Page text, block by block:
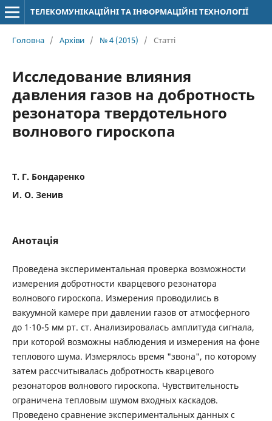
ТЕЛЕКОМУНІКАЦІЙНІ ТА ІНФОРМАЦІЙНІ ТЕХНОЛОГІЇ
Головна / Архіви / № 4 (2015) / Статті
Исследование влияния
давления газов на добротность
резонатора твердотельного
волнового гироскопа
Т. Г. Бондаренко
И. О. Зенив
Анотація
Проведена экспериментальная проверка возможности
измерения добротности кварцевого резонатора
волнового гироскопа. Измерения проводились в
вакуумной камере при давлении газов от атмосферного
до 1·10-5 мм рт. ст. Анализировалась амплитуда сигнала,
при которой возможны наблюдения и измерения на фоне
теплового шума. Измерялось время "звона", по которому
затем рассчитывалась добротность кварцевого
резонаторов волнового гироскопа. Чувствительность
ограничена тепловым шумом входных каскадов.
Проведено сравнение экспериментальных данных с